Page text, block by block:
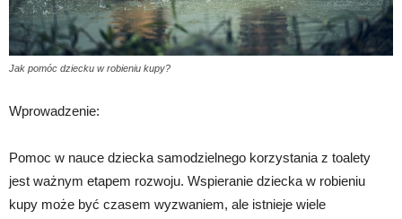
Jak pomóc dziecku w robieniu kupy?
Wprowadzenie:
Pomoc w nauce dziecka samodzielnego korzystania z toalety
jest ważnym etapem rozwoju. Wspieranie dziecka w robieniu
kupy może być czasem wyzwaniem, ale istnieje wiele